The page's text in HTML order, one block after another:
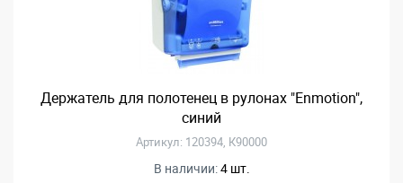
Держатель для полотенец в рулонах "Enmotion",
синий
Артикул: 120394, К90000
В наличии:4 шт.